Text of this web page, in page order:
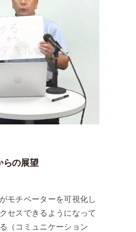
らの展望
モチベーターを可視化し
セスできるようになって
（コミュニケーション